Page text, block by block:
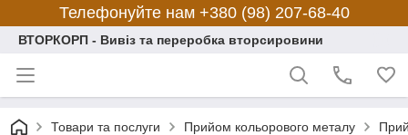
Телефонуйте нам +380 (98) 207-68-40
ВТОРКОРП - Вивіз та переробка вторсировини
Товари та послуги Прийом кольорового металу